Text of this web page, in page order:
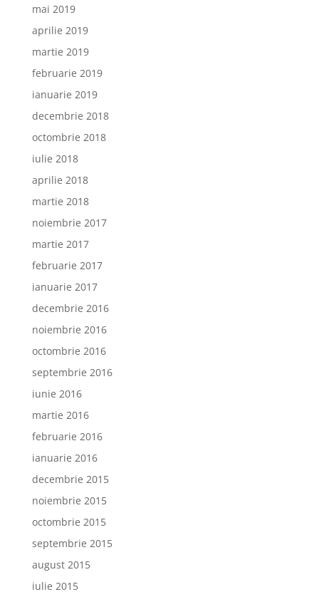
mai 2019
aprilie 2019
martie 2019
februarie 2019
ianuarie 2019
decembrie 2018
octombrie 2018
iulie 2018
aprilie 2018
martie 2018
noiembrie 2017
martie 2017
februarie 2017
ianuarie 2017
decembrie 2016
noiembrie 2016
octombrie 2016
septembrie 2016
iunie 2016
martie 2016
februarie 2016
ianuarie 2016
decembrie 2015
noiembrie 2015
octombrie 2015
septembrie 2015
august 2015
iulie 2015